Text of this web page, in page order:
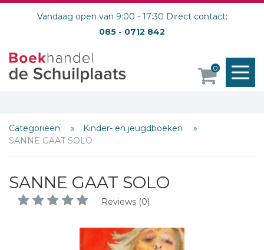
Vandaag open van 9:00 - 17:30 Direct contact:
085 - 0712 842
0
Categorieën
Kinder- en jeugdboeken
SANNE GAAT SOLO
SANNE GAAT SOLO
Reviews (0)